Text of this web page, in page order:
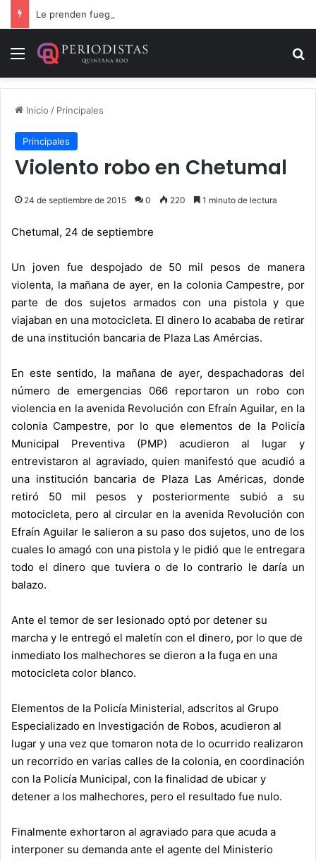
Menú
Inicio / Principales
Principales
Violento robo en Chetumal
24 de septiembre de 2015 0 220 1 minuto de lectura
Chetumal, 24 de septiembre
Un joven fue despojado de 50 mil pesos de manera
violenta, la mañana de ayer, en la colonia Campestre, por
parte de dos sujetos armados con una pistola y que
viajaban en una motocicleta. El dinero lo acababa de retirar
de una institución bancaria de Plaza Las Amércias.
En este sentido, la mañana de ayer, despachadoras del
número de emergencias 066 reportaron un robo con
violencia en la avenida Revolución con Efraín Aguilar, en la
colonia Campestre, por lo que elementos de la Policía
Municipal Preventiva (PMP) acudieron al lugar y
entrevistaron al agraviado, quien manifestó que acudió a
una institución bancaria de Plaza Las Américas, donde
retiró 50 mil pesos y posteriormente subió a su
motocicleta, pero al circular en la avenida Revolución con
Efraín Aguilar le salieron a su paso dos sujetos, uno de los
cuales lo amagó con una pistola y le pidió que le entregara
todo el dinero que tuviera o de lo contrario le daría un
balazo.
Ante el temor de ser lesionado optó por detener su
marcha y le entregó el maletín con el dinero, por lo que de
inmediato los malhechores se dieron a la fuga en una
motocicleta color blanco.
Elementos de la Policía Ministerial, adscritos al Grupo
Especializado en Investigación de Robos, acudieron al
lugar y una vez que tomaron nota de lo ocurrido realizaron
un recorrido en varias calles de la colonia, en coordinación
con la Policía Municipal, con la finalidad de ubicar y
detener a los malhechores, pero el resultado fue nulo.
Finalmente exhortaron al agraviado para que acuda a
interponer su demanda ante el agente del Ministerio